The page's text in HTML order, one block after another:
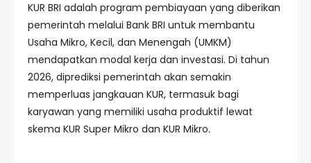
KUR BRI adalah program pembiayaan yang diberikan
pemerintah melalui Bank BRI untuk membantu
Usaha Mikro, Kecil, dan Menengah (UMKM)
mendapatkan modal kerja dan investasi. Di tahun
2026, diprediksi pemerintah akan semakin
memperluas jangkauan KUR, termasuk bagi
karyawan yang memiliki usaha produktif lewat
skema KUR Super Mikro dan KUR Mikro.